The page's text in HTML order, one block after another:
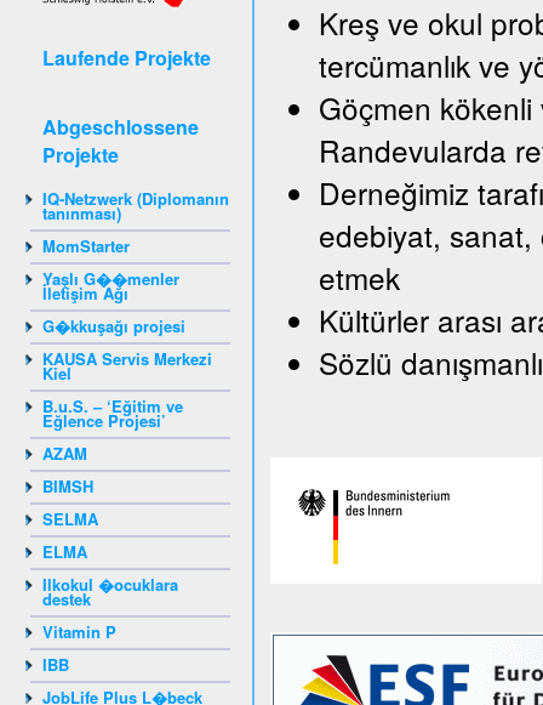
Laufende Projekte
Abgeschlossene
Projekte
IQ-Netzwerk (Diplomanın
tanınması)
MomStarter
Yaşlı G��menler
İletişim Ağı
G�kkuşağı projesi
KAUSA Servis Merkezi
Kiel
B.u.S. – ‘Eğitim ve
Eğlence Projesi’
AZAM
BIMSH
SELMA
ELMA
Ilkokul �ocuklara
destek
Vitamin P
IBB
JobLife Plus L�beck
Kreş ve okul
tercümanlık ve
Göçmen
Randevularda
Derneğimiz
edebiyat, sanat,
etmek
Kültürler arası
Sözlü